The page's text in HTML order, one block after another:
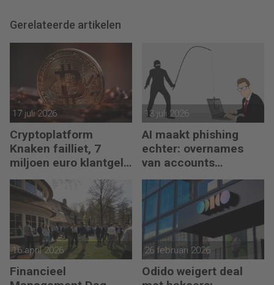
Gerelateerde artikelen
17 juli 2026
Cryptoplatform
Knaken failliet, 7
miljoen euro klantgeld
ontbreekt
13 juli 2026
AI maakt phishing
echter: overnames
van accounts
schieten omhoog
16 april 2026
Financieel
26 februari 2026
Odido weigert deal